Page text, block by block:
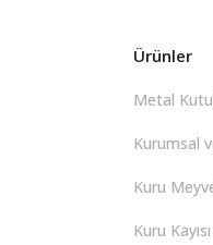
Ürünler
Metal
Kurumsal
Kuru
Kuru